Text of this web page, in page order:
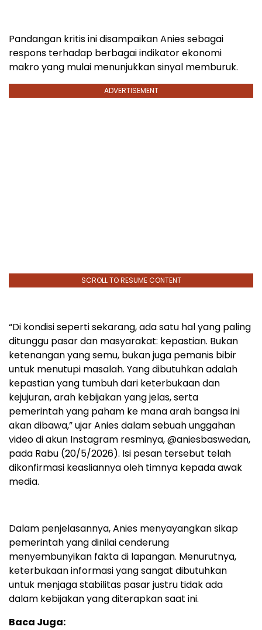
Pandangan kritis ini disampaikan Anies sebagai
respons terhadap berbagai indikator ekonomi
makro yang mulai menunjukkan sinyal memburuk.
ADVERTISEMENT
SCROLL TO RESUME CONTENT
“Di kondisi seperti sekarang, ada satu hal yang paling
ditunggu pasar dan masyarakat: kepastian. Bukan
ketenangan yang semu, bukan juga pemanis bibir
untuk menutupi masalah. Yang dibutuhkan adalah
kepastian yang tumbuh dari keterbukaan dan
kejujuran, arah kebijakan yang jelas, serta
pemerintah yang paham ke mana arah bangsa ini
akan dibawa,” ujar Anies dalam sebuah unggahan
video di akun Instagram resminya, @aniesbaswedan,
pada Rabu (20/5/2026). Isi pesan tersebut telah
dikonfirmasi keasliannya oleh timnya kepada awak
media.
Dalam penjelasannya, Anies menyayangkan sikap
pemerintah yang dinilai cenderung
menyembunyikan fakta di lapangan. Menurutnya,
keterbukaan informasi yang sangat dibutuhkan
untuk menjaga stabilitas pasar justru tidak ada
dalam kebijakan yang diterapkan saat ini.
Baca Juga: